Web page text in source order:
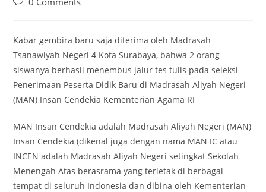
Kabar gembira baru saja diterima oleh Madrasah
Tsanawiyah Negeri 4 Kota Surabaya, bahwa 2 orang
siswanya berhasil menembus jalur tes tulis pada seleksi
Penerimaan Peserta Didik Baru di Madrasah Aliyah Negeri
(MAN) Insan Cendekia Kementerian Agama RI
MAN Insan Cendekia adalah Madrasah Aliyah Negeri (MAN)
Insan Cendekia (dikenal juga dengan nama MAN IC atau
INCEN adalah Madrasah Aliyah Negeri setingkat Sekolah
Menengah Atas berasrama yang terletak di berbagai
tempat di seluruh Indonesia dan dibina oleh Kementerian